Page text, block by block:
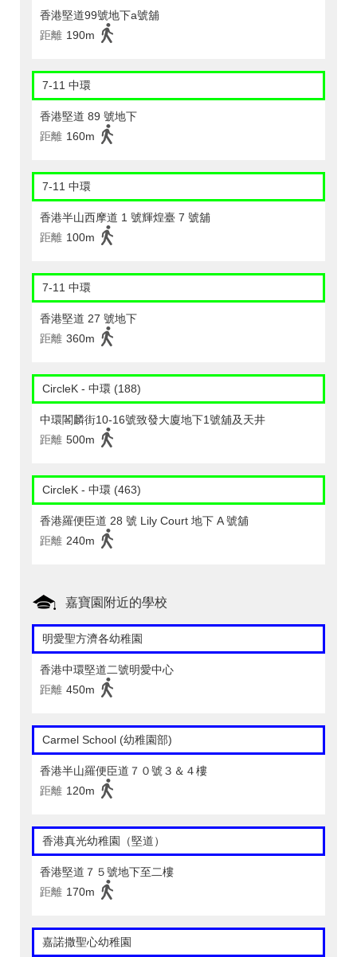
香港堅道99號地下a號舖
距離 190m
7-11 中環
香港堅道 89 號地下
距離 160m
7-11 中環
香港半山西摩道 1 號輝煌臺 7 號舖
距離 100m
7-11 中環
香港堅道 27 號地下
距離 360m
CircleK - 中環 (188)
中環閣麟街10-16號致發大廈地下1號舖及天井
距離 500m
CircleK - 中環 (463)
香港羅便臣道 28 號 Lily Court 地下 A 號舖
距離 240m
嘉寶園附近的學校
明愛聖方濟各幼稚園
香港中環堅道二號明愛中心
距離 450m
Carmel School (幼稚園部)
香港半山羅便臣道７０號３＆４樓
距離 120m
香港真光幼稚園（堅道）
香港堅道７５號地下至二樓
距離 170m
嘉諾撒聖心幼稚園